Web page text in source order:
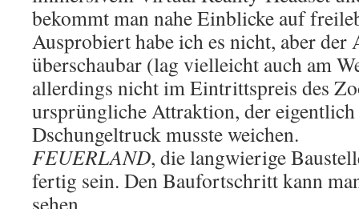
bekommt man nahe Einblicke auf
Ausprobiert habe ich es nicht, aber der
überschaubar (lag vielleicht auch am
allerdings nicht im Eintrittspreis des
ursprüngliche Attraktion, der eigentlich
Dschungeltruck musste weichen.
FEUERLAND, die langwierige
fertig sein. Den Baufortschritt kann
sehen.